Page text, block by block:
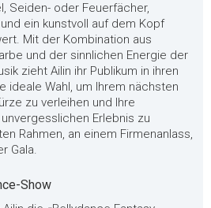
Seiden- oder Feuerfächer,
ein kunstvoll auf dem Kopf
Mit der Kombination aus
und der sinnlichen Energie der
zieht Ailin ihr Publikum in ihren
ideale Wahl, um Ihrem nächsten
zu verleihen und Ihre
Erlebnis zu
Rahmen, an einem Firmenanlass,
Gala.
Show